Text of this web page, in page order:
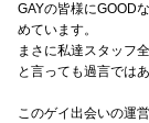
GAYの皆様にGOOD
めています。
まさに私達スタッフ
と言っても過言ではあ
このゲイ出会いの運